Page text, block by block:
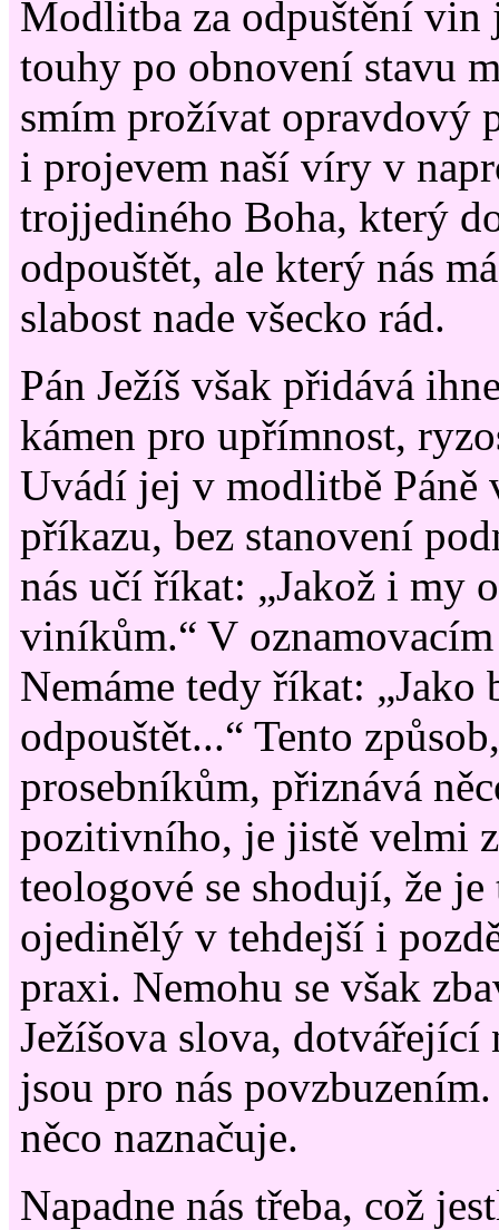
Modlitba za odpuštění vin
touhy po obnovení stavu
smím prožívat opravdový
i projevem naší víry v
trojjediného Boha, který
odpouštět, ale který nás
slabost nade všecko rád.
Pán Ježíš však přidává
kámen pro upřímnost,
Uvádí jej v modlitbě Páně
příkazu, bez stanovení
nás učí říkat: „Jakož i my
viníkům.“ V
Nemáme tedy říkat:
odpouštět...“ Tento
prosebníkům, přiznává
pozitivního, je jistě velmi
teologové se shodují, že je
ojedinělý v tehdejší i
praxi. Nemohu se však
Ježíšova slova,
jsou pro nás
něco naznačuje.
Napadne nás třeba, což